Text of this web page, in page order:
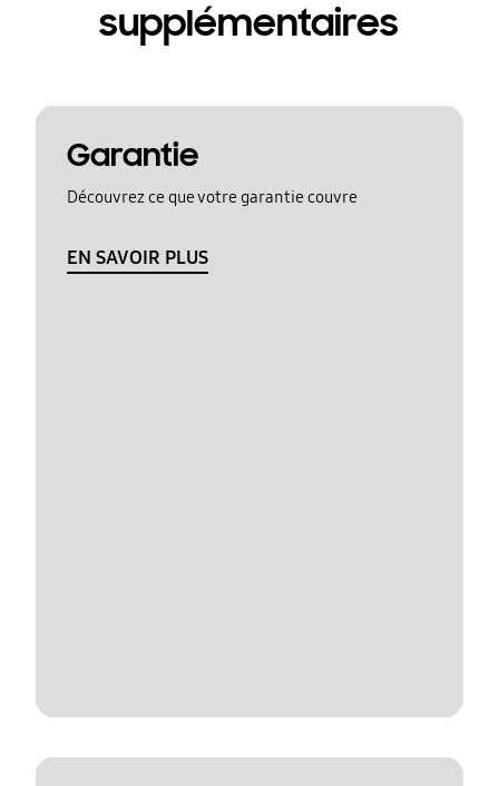
supplémentaires
Garantie
Découvrez ce que votre garantie couvre
EN SAVOIR PLUS